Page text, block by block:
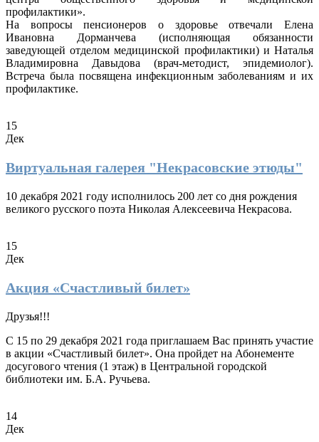
профилактики».
На вопросы пенсионеров о здоровье отвечали Елена
Ивановна Дорманчева (исполняющая обязанности
заведующей отделом медицинской профилактики) и Наталья
Владимировна Давыдова (врач-методист, эпидемиолог).
Встреча была посвящена инфекционным заболеваниям и их
профилактике.
15
Дек
Виртуальная галерея "Некрасовские этюды"
10 декабря 2021 году исполнилось 200 лет со дня рождения
великого русского поэта Николая Алексеевича Некрасова.
15
Дек
Акция «Счастливый билет»
Друзья!!!
С 15 по 29 декабря 2021 года приглашаем Вас принять участие
в акции «Счастливый билет». Она пройдет на Абонементе
досугового чтения (1 этаж) в Центральной городской
библиотеки им. Б.А. Ручьева.
14
Дек